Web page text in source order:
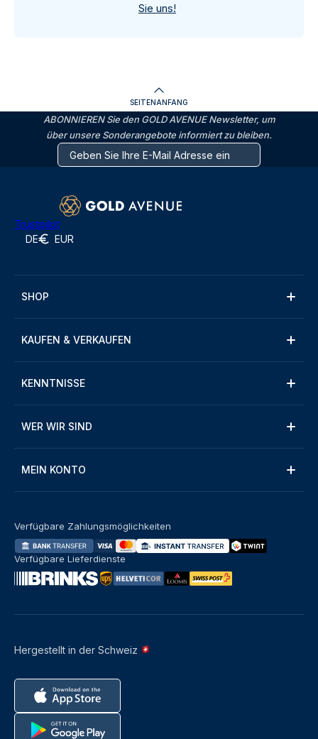
Sie uns!
SEITENANFANG
ABONNIEREN Sie den GOLD AVENUE Newsletter, um
über unsere Sonderangebote informiert zu bleiben.
Trustpilot
DE EUR
SHOP
KAUFEN & VERKAUFEN
KENNTNISSE
WER WIR SIND
MEIN KONTO
Hergestellt in der Schweiz
Verfügbare Zahlungsmöglichkeiten
Verfügbare Lieferdienste